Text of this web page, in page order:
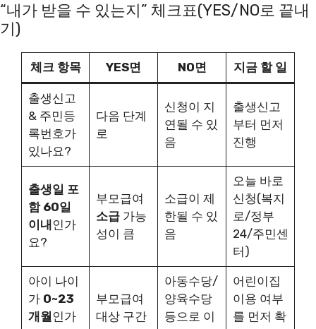
“내가 받을 수 있는지” 체크표(YES/NO로 끝내
기)
체크 항목 YES면 NO면 지금 할 일
출생신고
& 주민등
록번호가
있나요?
다음 단계
로
신청이 지
연될 수 있
음
출생신고
부터 먼저
진행
출생일 포
함 60일
이내 인가
요?
부모급여
소급가능
성이 큼
소급이 제
한될 수 있
음
오늘 바로
신청(복지
로/정부
24/주민센
터)
아이 나이
가 0~23
개월 인가
부모급여
대상 구간
아동수당/
양육수당
등으로 이
어린이집
이용 여부
를 먼저 확